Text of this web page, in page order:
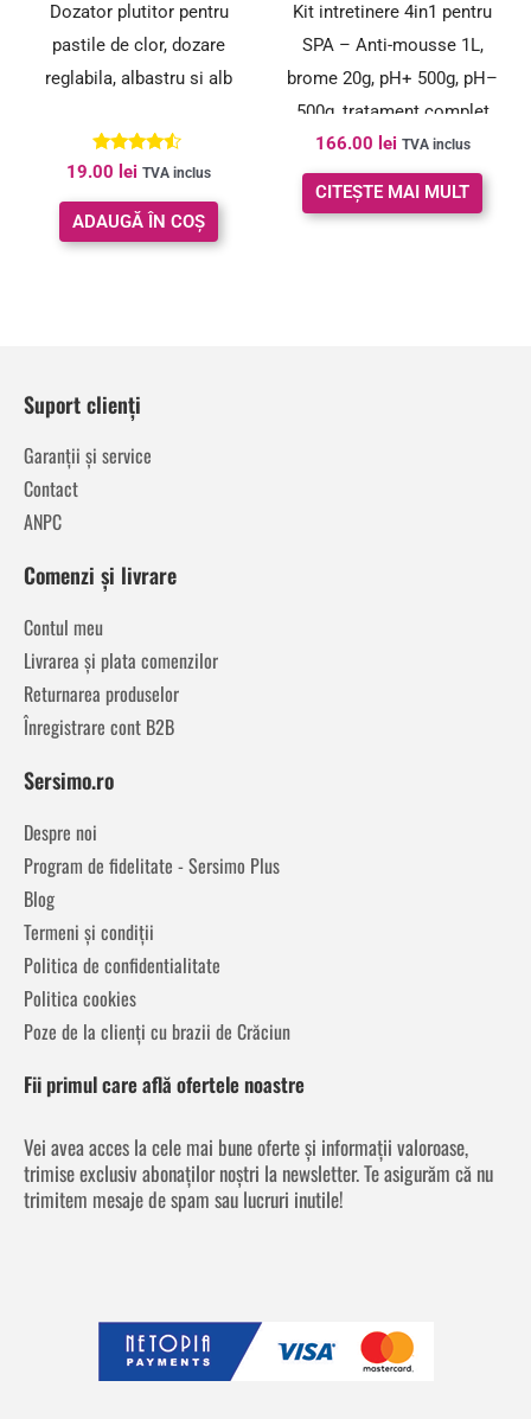
Dozator plutitor pentru
pastile de clor, dozare
reglabila, albastru si alb
Evaluat la
4.33
din 5
19.00 lei TVA inclus
ADAUGĂ ÎN COȘ
Kit intretinere 4in1 pentru
SPA – Anti-mousse 1L,
brome 20g, pH+ 500g, pH–
500g, tratament complet
apa
166.00 lei TVA inclus
CITEȘTE MAI MULT
Suport clienți
Garanții și service
Contact
ANPC
Comenzi și livrare
Contul meu
Livrarea și plata comenzilor
Returnarea produselor
Înregistrare cont B2B
Sersimo.ro
Despre noi
Program de fidelitate - Sersimo Plus
Blog
Termeni și condiții
Politica de confidentialitate
Politica cookies
Poze de la clienți cu brazii de Crăciun
Fii primul care află ofertele noastre
Vei avea acces la cele mai bune oferte și informații valoroase,
trimise exclusiv abonaților noștri la newsletter. Te asigurăm că nu
trimitem mesaje de spam sau lucruri inutile!